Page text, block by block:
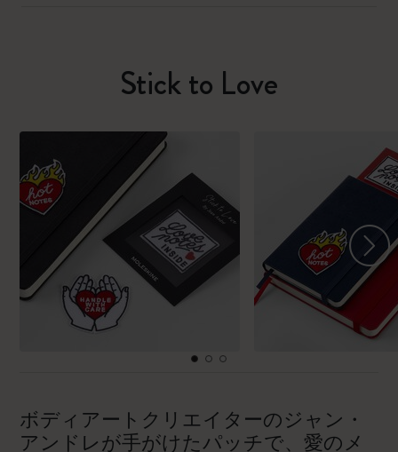
Stick to Love
ボディアートクリエイターのジャン・
アンドレが手がけたパッチで、愛のメ